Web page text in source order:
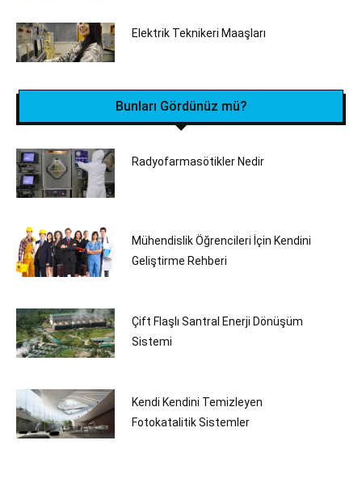
Elektrik Teknikeri Maaşları
Bunları Gördünüz mü?
Radyofarmasötikler Nedir
Mühendislik Öğrencileri İçin Kendini
Geliştirme Rehberi
Çift Flaşlı Santral Enerji Dönüşüm
Sistemi
Kendi Kendini Temizleyen
Fotokatalitik Sistemler